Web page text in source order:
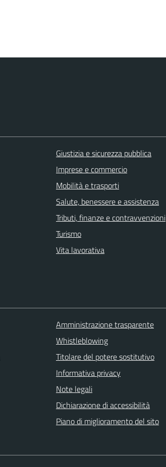
Giustizia e sicurezza pubblica
Imprese e commercio
Mobilità e trasporti
Salute, benessere e assistenza
Tributi, finanze e contravvenzioni
Turismo
Vita lavorativa
Amministrazione trasparente
Whistleblowing
Titolare del potere sostitutivo
Informativa privacy
Note legali
Dichiarazione di accessibilità
Piano di miglioramento del sito